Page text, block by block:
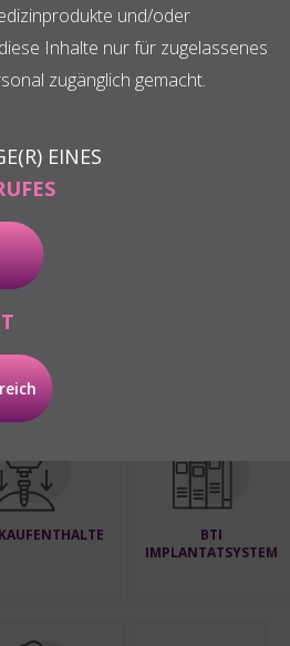
Schulungen
BTI
IMPLANTATSYSTEM
und/oder
Inhalte nur für zugelassenes
zugänglich gemacht.
EINES